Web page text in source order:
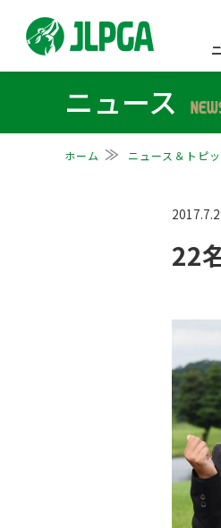
ニュース
ホーム ニュース＆トピ
22